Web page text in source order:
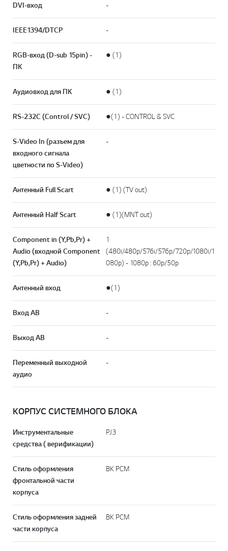
DVI-вход -
IEEE1394/DTCP -
RGB-вход (D-sub 15pin) -
ПК
● (1)
Аудиовход для ПК ● (1)
RS-232C (Control / SVC) ●(1) - CONTROL & SVC
S-Video In (разъем для
входного сигнала
цветности по S-Video)
-
Антенный Full Scart ● (1) (TV out)
Антенный Half Scart ● (1)(MNT out)
Component in (Y,Pb,Pr) +
Audio (входной Component
(Y,Pb,Pr) + Audio)
1
(480i/480p/576i/576p/720p/1080i/1
080p) - 1080p : 60p/50p
Антенный вход ●(1)
Вход АВ -
Выход АВ -
Переменный выходной
аудио
-
КОРПУС СИСТЕМНОГО БЛОКА
Инструментальные
средства ( верификации)
PJ3
Стиль оформления
фронтальной части
корпуса
BK PCM
Стиль оформления задней
части корпуса
BK PCM